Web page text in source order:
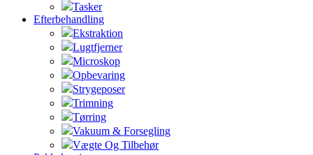
Tasker
Efterbehandling
Ekstraktion
Lugtfjerner
Microskop
Opbevaring
Strygeposer
Trimning
Tørring
Vakuum & Forsegling
Vægte Og Tilbehør